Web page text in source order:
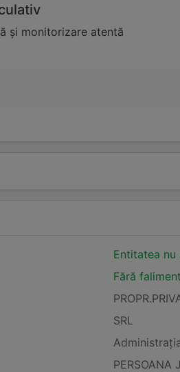
și monitorizare atentă
Entitatea
Fără
SRL
PERSOANA